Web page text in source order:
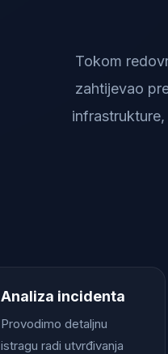
Tokom
zahtijevao
Analiza incidenta
Provodimo detaljnu
istragu radi utvrđivanja